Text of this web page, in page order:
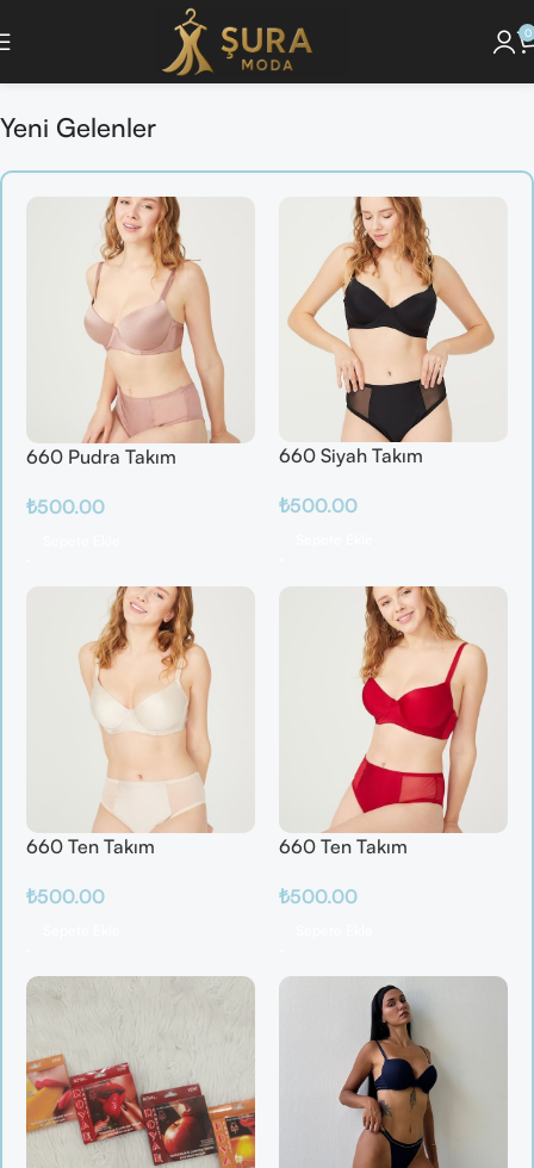
0
Keşfet ] 🔘 [Pijama Takımlarını İncele ] 🔘 [ Saç Bakım Ürünlerini Gör ]
Yeni Gelenler
660 Pudra Takım
₺500.00
660 Siyah Takım
₺500.00
660 Ten Takım
₺500.00
660 Ten Takım
₺500.00